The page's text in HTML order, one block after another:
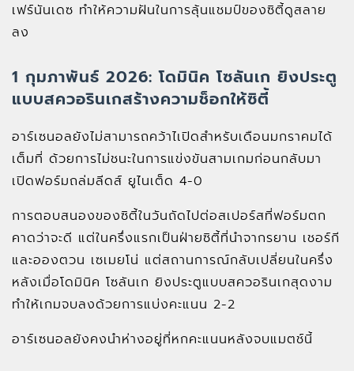
เฟร์นันเดซ ทำให้ความฝันในการลุ้นแชมป์ของซิตี้ดูสลาย
ลง
1 กุมภาพันธ์ 2026: โดมินิค โซลันเก ยิงประตู
แบบสควอรินเกสร้างความช็อกให้ซิตี้
อาร์เซนอลยังไม่สามารถคว้าไเปิดสำหรับเดือนมกราคมได้
เต็มที่ ด้วยการไม่ชนะในการแข่งขันสามเกมก่อนกลับมา
เปิดฟอร์มถล่มลีดส์ ยูไนเต็ด 4-0
การตอบสนองของซิตี้ในวันถัดไปต่อสเปอร์สที่ฟอร์มตก
คาดว่าจะดี แต่ในครึ่งแรกเป็นฝ่ายซิตี้ที่นำจากรยาน เชอร์กี
และอองตวน เซเมยโน่ แต่สถานการณ์กลับเปลี่ยนในครึ่ง
หลังเมื่อโดมินิค โซลันเก ยิงประตูแบบสควอรินเกสุดงาม
ทำให้เกมจบลงด้วยการแบ่งคะแนน 2-2
อาร์เซนอลยังคงนำห่างอยู่ที่หกคะแนนหลังจบแมตช์นี้